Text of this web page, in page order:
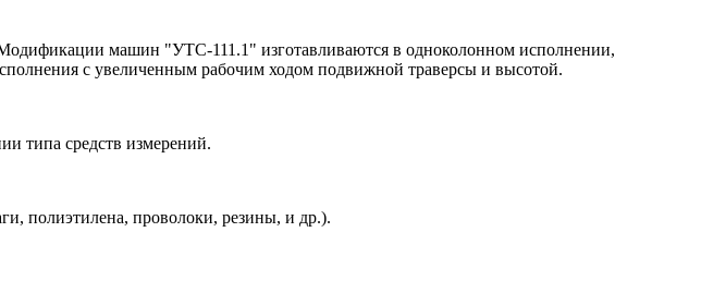
машин "УТС-111.1" изготавливаются в одноколонном исполнении,
с увеличенным рабочим ходом подвижной траверсы и высотой.
типа средств измерений.
полиэтилена, проволоки, резины, и др.).